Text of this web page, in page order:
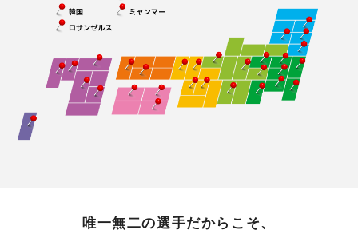
唯一無二の選手だからこそ、